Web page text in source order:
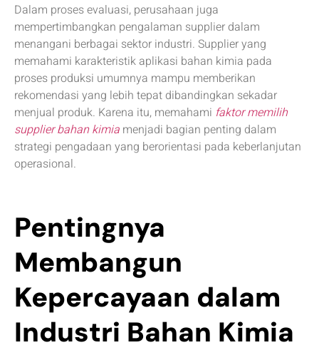
Dalam proses evaluasi, perusahaan juga
mempertimbangkan pengalaman supplier dalam
menangani berbagai sektor industri. Supplier yang
memahami karakteristik aplikasi bahan kimia pada
proses produksi umumnya mampu memberikan
rekomendasi yang lebih tepat dibandingkan sekadar
menjual produk. Karena itu, memahami faktor memilih
supplier bahan kimia menjadi bagian penting dalam
strategi pengadaan yang berorientasi pada keberlanjutan
operasional.
Pentingnya
Membangun
Kepercayaan dalam
Industri Bahan Kimia